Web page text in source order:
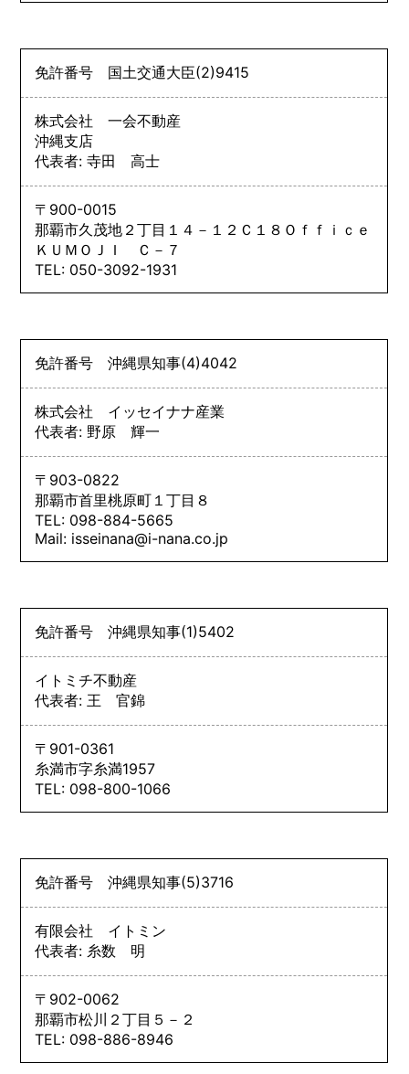
免許番号 国土交通大臣(2)9415
株式会社 一会不動産
沖縄支店
代表者: 寺田 高士
〒900-0015
那覇市久茂地２丁目１４－１２Ｃ１８Ｏｆｆｉｃｅ
ＫＵＭＯＪＩ Ｃ－７
TEL: 050-3092-1931
免許番号沖縄県知事(4)4042
株式会社 イッセイナナ産業
代表者: 野原 輝一
〒903-0822
那覇市首里桃原町１丁目８
TEL: 098-884-5665
Mail: isseinana@i-nana.co.jp
免許番号沖縄県知事(1)5402
イトミチ不動産
代表者: 王 官錦
〒901-0361
糸満市字糸満1957
TEL: 098-800-1066
免許番号沖縄県知事(5)3716
有限会社 イトミン
代表者: 糸数 明
〒902-0062
那覇市松川２丁目５－２
TEL: 098-886-8946